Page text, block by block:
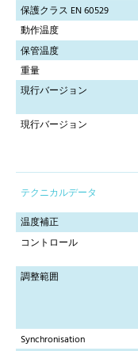
保護クラス EN 60529
動作温度
保管温度
重量
現行バージョン
現行バージョン
テクニカルデータ
温度補正
コントロール
調整範囲
Synchronisation